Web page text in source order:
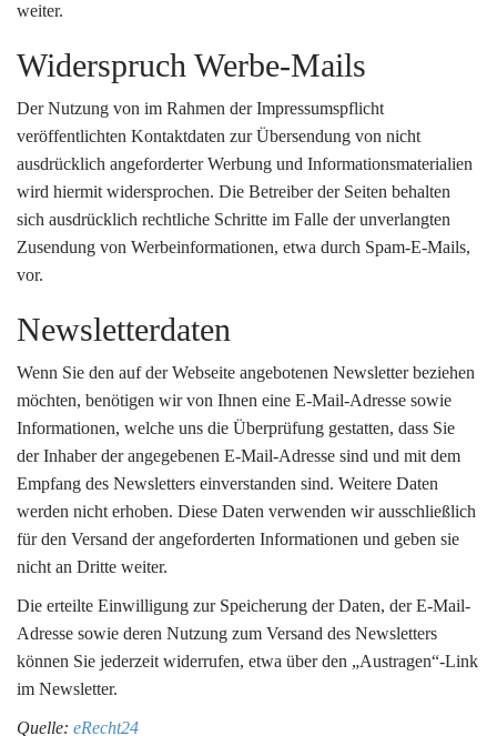
weiter.
Widerspruch Werbe-Mails
Der Nutzung von im Rahmen der Impressumspflicht
veröffentlichten Kontaktdaten zur Übersendung von nicht
ausdrücklich angeforderter Werbung und Informationsmaterialien
wird hiermit widersprochen. Die Betreiber der Seiten behalten
sich ausdrücklich rechtliche Schritte im Falle der unverlangten
Zusendung von Werbeinformationen, etwa durch Spam-E-Mails,
vor.
Newsletterdaten
Wenn Sie den auf der Webseite angebotenen Newsletter beziehen
möchten, benötigen wir von Ihnen eine E-Mail-Adresse sowie
Informationen, welche uns die Überprüfung gestatten, dass Sie
der Inhaber der angegebenen E-Mail-Adresse sind und mit dem
Empfang des Newsletters einverstanden sind. Weitere Daten
werden nicht erhoben. Diese Daten verwenden wir ausschließlich
für den Versand der angeforderten Informationen und geben sie
nicht an Dritte weiter.
Die erteilte Einwilligung zur Speicherung der Daten, der E-Mail-
Adresse sowie deren Nutzung zum Versand des Newsletters
können Sie jederzeit widerrufen, etwa über den „Austragen“-Link
im Newsletter.
Quelle: eRecht24